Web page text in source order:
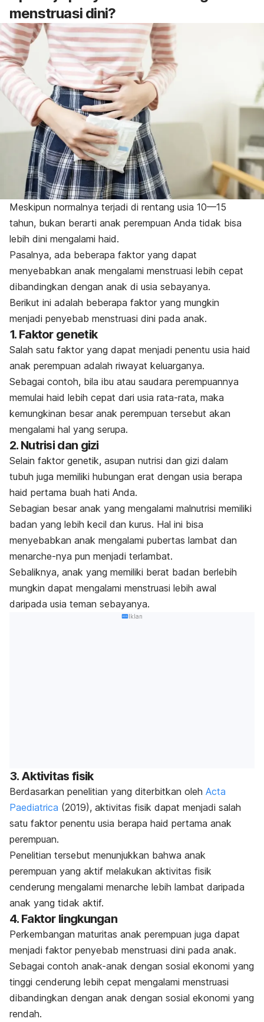
menstruasi dini?
Meskipun normalnya terjadi di rentang usia 10—15
tahun, bukan berarti anak perempuan Anda tidak bisa
lebih dini mengalami haid.
Pasalnya, ada beberapa faktor yang dapat
menyebabkan anak mengalami menstruasi lebih cepat
dibandingkan dengan anak di usia sebayanya.
Berikut ini adalah beberapa faktor yang mungkin
menjadi penyebab menstruasi dini pada anak.
1. Faktor genetik
Salah satu faktor yang dapat menjadi penentu usia haid
anak perempuan adalah riwayat keluarganya.
Sebagai contoh, bila ibu atau saudara perempuannya
memulai haid lebih cepat dari usia rata-rata, maka
kemungkinan besar anak perempuan tersebut akan
mengalami hal yang serupa.
2. Nutrisi dan gizi
Selain faktor genetik, asupan nutrisi dan gizi dalam
tubuh juga memiliki hubungan erat dengan usia berapa
haid pertama buah hati Anda.
Sebagian besar anak yang mengalami malnutrisi memiliki
badan yang lebih kecil dan kurus. Hal ini bisa
menyebabkan anak mengalami pubertas lambat dan
menarche-nya pun menjadi terlambat.
Sebaliknya, anak yang memiliki berat badan berlebih
mungkin dapat mengalami menstruasi lebih awal
daripada usia teman sebayanya.
Iklan
3. Aktivitas fisik
Berdasarkan penelitian yang diterbitkan oleh Acta
Paediatrica (2019), aktivitas fisik dapat menjadi salah
satu faktor penentu usia berapa haid pertama anak
perempuan.
Penelitian tersebut menunjukkan bahwa anak
perempuan yang aktif melakukan aktivitas fisik
cenderung mengalami menarche lebih lambat daripada
anak yang tidak aktif.
4. Faktor lingkungan
Perkembangan maturitas anak perempuan juga dapat
menjadi faktor penyebab menstruasi dini pada anak.
Sebagai contoh anak-anak dengan sosial ekonomi yang
tinggi cenderung lebih cepat mengalami menstruasi
dibandingkan dengan anak dengan sosial ekonomi yang
rendah.